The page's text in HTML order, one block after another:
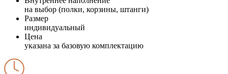
на выбор (полки, корзины, штанги)
Размер
индивидуальный
Цена
указана за базовую комплектацию